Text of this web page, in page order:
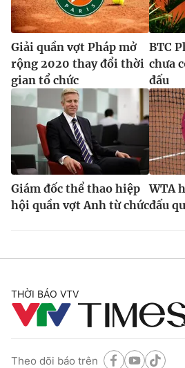
Giải quần vợt Pháp mở
rộng 2020 thay đổi thời
gian tổ chức
BTC
chưa
đấu
Giám đốc thể thao hiệp
hội quần vợt Anh từ chức
WTA
đấu
THỜI BÁO VTV
Theo dõi báo trên